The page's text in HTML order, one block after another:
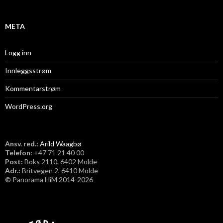
META
Logg inn
Innleggsstrøm
Kommentarstrøm
WordPress.org
Ansv. red.: Arild Waagbø
Telefon: ​+47 71 21 40 00
Post: Boks 2110, 6402 Molde
Adr.: Britvegen 2, 6410 Molde
© Panorama HiM 2014-2026